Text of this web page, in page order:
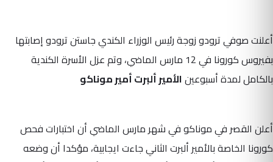
أعلنت صوفي ترودو زوجة رئيس الوزراء الكندي جاستن ترودو إصابتها
بفيروس كورونا في 12 مارس الماضي، وتم عزل الأسرة الكندية
بالكامل لمدة أسبوعينالأمير ألبرت أمير موناكو
أعلن القصر في موناكو في شهر مارس الماضي أن اختبارات فحص
كورونا الخاصة بالأمير ألبرت الثاني جاءت ايجابية، مؤكدا أن وضعه